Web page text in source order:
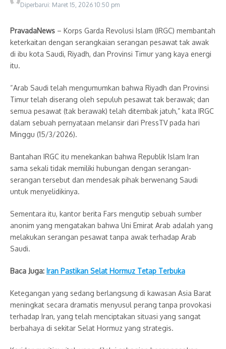
Diperbarui: Maret 15, 2026 10:50 pm
PravadaNews – Korps Garda Revolusi Islam (IRGC) membantah
keterkaitan dengan serangkaian serangan pesawat tak awak
di ibu kota Saudi, Riyadh, dan Provinsi Timur yang kaya energi
itu.
“Arab Saudi telah mengumumkan bahwa Riyadh dan Provinsi
Timur telah diserang oleh sepuluh pesawat tak berawak; dan
semua pesawat (tak berawak) telah ditembak jatuh,” kata IRGC
dalam sebuah pernyataan melansir dari PressTV pada hari
Minggu (15/3/2026).
Bantahan IRGC itu menekankan bahwa Republik Islam Iran
sama sekali tidak memiliki hubungan dengan serangan-
serangan tersebut dan mendesak pihak berwenang Saudi
untuk menyelidikinya.
Sementara itu, kantor berita Fars mengutip sebuah sumber
anonim yang mengatakan bahwa Uni Emirat Arab adalah yang
melakukan serangan pesawat tanpa awak terhadap Arab
Saudi.
Baca Juga: Iran Pastikan Selat Hormuz Tetap Terbuka
Ketegangan yang sedang berlangsung di kawasan Asia Barat
meningkat secara dramatis menyusul perang tanpa provokasi
terhadap Iran, yang telah menciptakan situasi yang sangat
berbahaya di sekitar Selat Hormuz yang strategis.